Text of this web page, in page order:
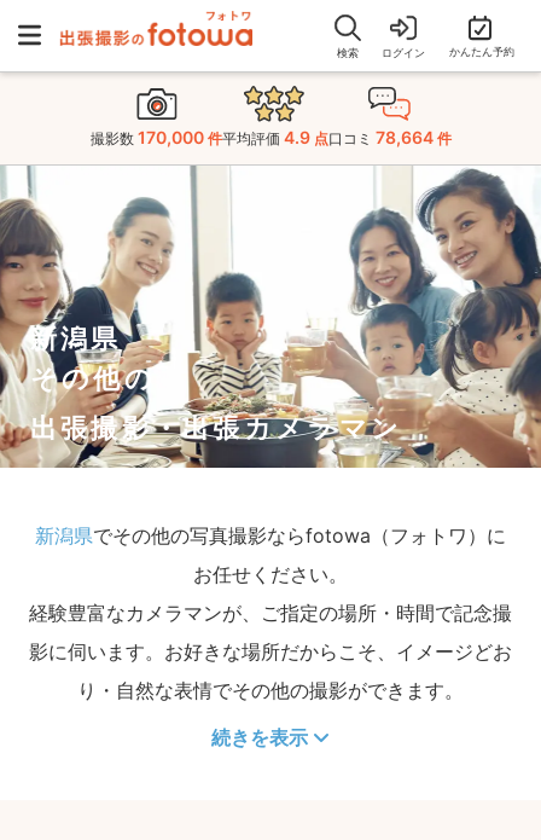
検索 ログイン かんたん予約
撮影数 170,000 件平均評価 4.9 点口コミ 78,664 件
新潟県
その他の
出張撮影・出張カメラマン
新潟県でその他の写真撮影ならfotowa（フォトワ）に
お任せください。
経験豊富なカメラマンが、ご指定の場所・時間で記念撮
影に伺います。お好きな場所だからこそ、イメージどお
り・自然な表情でその他の撮影ができます。
続きを表示